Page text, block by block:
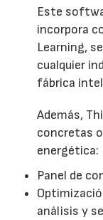
Este
incorpora
Learning,
cualquier
fábrica
Además,
concretas
energética:
Panel de
análisis y